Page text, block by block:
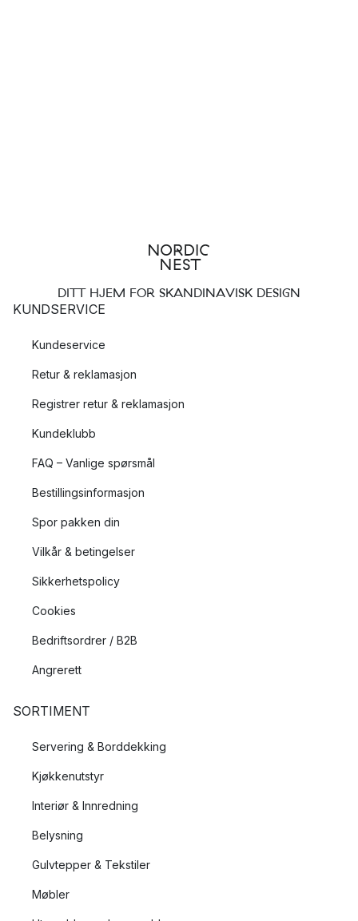
Hvordan arbeider Dixie med holdbarhet og
Dixie er ikke bare opptatt av god og tidløs design, de er også
opptatt av hvordan deres produkter produseres og hva de
produseres av. Gjennom årene har Dixie knyttet sterke bånd
materialer, produksjonsmetode og arbeidsforhold.
Dixie - holdbar og etisk design
beskytter mennesker og miljø, og i sin Code of Conduct har
de blant annet forbud mot diskriminering, barnearbeid og
miljøpåvirkning og helse og sikkerhet for deres ansatte.
naturlig design, med et skandinavisk formspråk. Deres design
av høy kvalitet, som gir deres produkter et tidløst preg som
fremtiden.
design, som hjelper deg skape et hjem du elsker.
DITT HJEM FOR SKANDINAVISK DESIGN
KUNDSERVICE
Kundeservice
Retur & reklamasjon
Registrer retur & reklamasjon
Kundeklubb
FAQ – Vanlige spørsmål
Bestillingsinformasjon
Spor pakken din
Vilkår & betingelser
Sikkerhetspolicy
Cookies
Bedriftsordrer / B2B
Angrerett
SORTIMENT
Servering & Borddekking
Kjøkkenutstyr
Interiør & Innredning
Belysning
Gulvtepper & Tekstiler
Møbler